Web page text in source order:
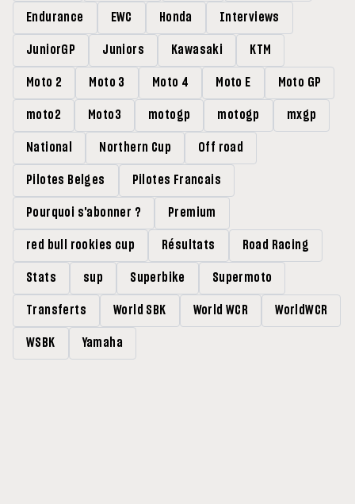
Endurance EWC Honda Interviews
JuniorGP Juniors Kawasaki KTM
Moto 2 Moto 3 Moto 4 Moto E Moto GP
moto2 Moto3 motogp motogp mxgp
National Northern Cup Off road
Pilotes Belges Pilotes Francais
Pourquoi s'abonner ? Premium
red bull rookies cup Résultats Road Racing
Stats sup Superbike Supermoto
Transferts World SBK World WCR WorldWCR
WSBK Yamaha